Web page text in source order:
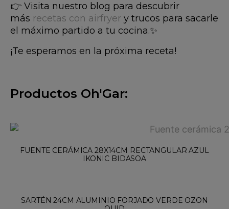
👉 Visita nuestro blog para descubrir
más recetas con airfryer y trucos para sacarle
el máximo partido a tu cocina.✨
¡Te esperamos en la próxima receta!
Productos Oh'Gar​:
FUENTE CERÁMICA 28X14CM RECTANGULAR AZUL
IKONIC BIDASOA
SARTÉN 24CM ALUMINIO FORJADO VERDE OZON